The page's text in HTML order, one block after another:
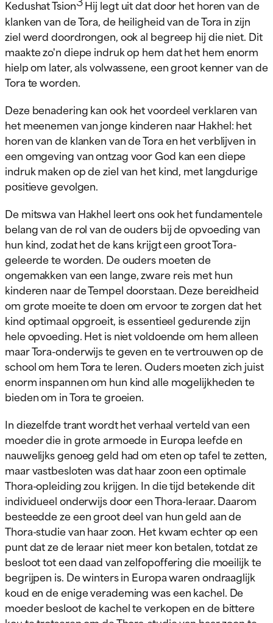
Kedushat Tsion Hij legt uit dat door het horen van de
klanken van de Tora, de heiligheid van de Tora in zijn
ziel werd doordrongen, ook al begreep hij die niet. Dit
maakte zo'n diepe indruk op hem dat het hem enorm
hielp om later, als volwassene, een groot kenner van de
Tora te worden.
Deze benadering kan ook het voordeel verklaren van
het meenemen van jonge kinderen naar Hakhel: het
horen van de klanken van de Tora en het verblijven in
een omgeving van ontzag voor God kan een diepe
indruk maken op de ziel van het kind, met langdurige
positieve gevolgen.
De mitswa van Hakhel leert ons ook het fundamentele
belang van de rol van de ouders bij de opvoeding van
hun kind, zodat het de kans krijgt een groot Tora-
geleerde te worden. De ouders moeten de
ongemakken van een lange, zware reis met hun
kinderen naar de Tempel doorstaan. Deze bereidheid
om grote moeite te doen om ervoor te zorgen dat het
kind optimaal opgroeit, is essentieel gedurende zijn
hele opvoeding. Het is niet voldoende om hem alleen
maar Tora-onderwijs te geven en te vertrouwen op de
school om hem Tora te leren. Ouders moeten zich juist
enorm inspannen om hun kind alle mogelijkheden te
bieden om in Tora te groeien.
In diezelfde trant wordt het verhaal verteld van een
moeder die in grote armoede in Europa leefde en
nauwelijks genoeg geld had om eten op tafel te zetten,
maar vastbesloten was dat haar zoon een optimale
Thora-opleiding zou krijgen. In die tijd betekende dit
individueel onderwijs door een Thora-leraar. Daarom
besteedde ze een groot deel van hun geld aan de
Thora-studie van haar zoon. Het kwam echter op een
punt dat ze de leraar niet meer kon betalen, totdat ze
besloot tot een daad van zelfopoffering die moeilijk te
begrijpen is. De winters in Europa waren ondraaglijk
koud en de enige verademing was een kachel. De
moeder besloot de kachel te verkopen en de bittere